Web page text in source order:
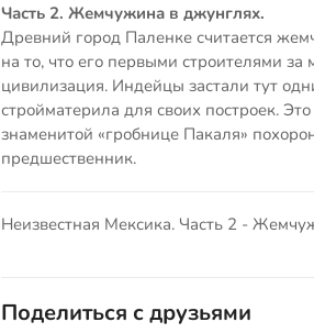
Часть 2. Жемчужина в джунглях.
Древний город Паленке считается
на то, что его первыми строителями
цивилизация. Индейцы застали тут
стройматерила для своих построек.
знаменитой «гробнице Пакаля»
предшественник.
Неизвестная Мексика. Часть 2 -
Поделиться с друзьями